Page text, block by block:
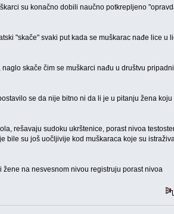
su konačno dobili naučno potkrepljeno
"skače" svaki put kada se muškarac nađe lice u
skače čim se muškarci nađu u društvu
se da nije bitno ni da li je u pitanju žena koju
rešavaju sudoku ukrštenice, porast nivoa
bile su još uočljivije kod muškaraca koje su
na nesvesnom nivou registruju porast nivoa